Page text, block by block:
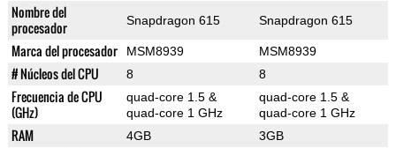
Nombre del
procesador
Snapdragon 615 Snapdragon 615
Marca del procesador MSM8939 MSM8939
# Núcleos del CPU 8 8
Frecuencia de CPU
(GHz)
quad-core 1.5 &
quad-core 1 GHz
quad-core 1.5 &
quad-core 1 GHz
RAM 4GB 3GB